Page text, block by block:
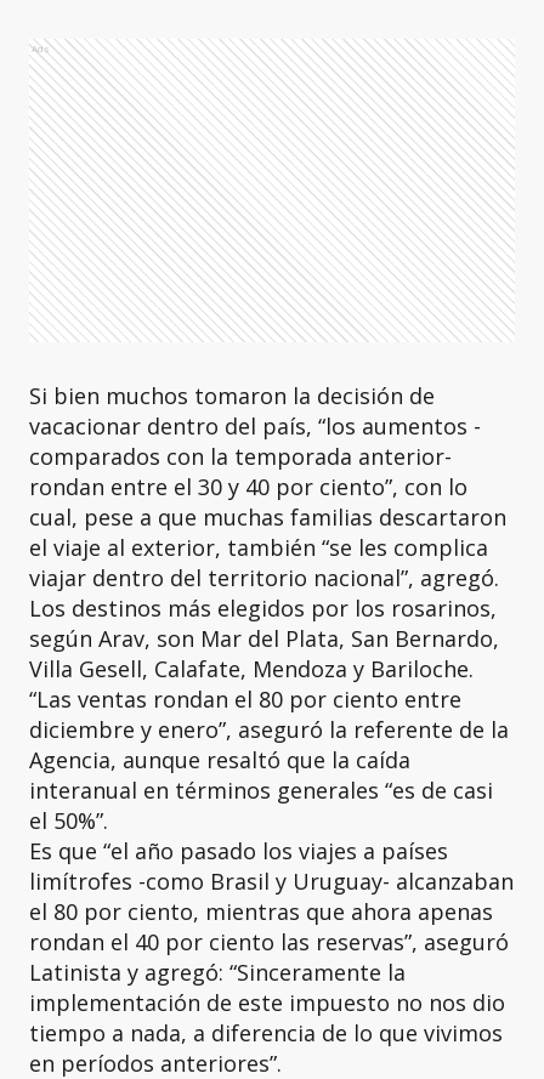
Ads
Si bien muchos tomaron la decisión de
vacacionar dentro del país, “los aumentos -
comparados con la temporada anterior-
rondan entre el 30 y 40 por ciento”, con lo
cual, pese a que muchas familias descartaron
el viaje al exterior, también “se les complica
viajar dentro del territorio nacional”, agregó.
Los destinos más elegidos por los rosarinos,
según Arav, son Mar del Plata, San Bernardo,
Villa Gesell, Calafate, Mendoza y Bariloche.
“Las ventas rondan el 80 por ciento entre
diciembre y enero”, aseguró la referente de la
Agencia, aunque resaltó que la caída
interanual en términos generales “es de casi
el 50%”.
Es que “el año pasado los viajes a países
limítrofes -como Brasil y Uruguay- alcanzaban
el 80 por ciento, mientras que ahora apenas
rondan el 40 por ciento las reservas”, aseguró
Latinista y agregó: “Sinceramente la
implementación de este impuesto no nos dio
tiempo a nada, a diferencia de lo que vivimos
en períodos anteriores”.